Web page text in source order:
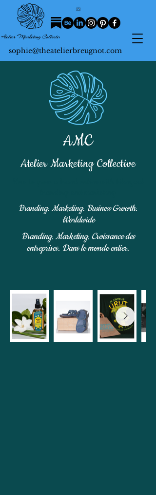
sophie@theatelierbreugnot.com
AMC
Atelier Marketing Collective
Branding. Marketing. Business Growth.
Worldwide
Branding. Marketing. Croissance des
entreprises. Dans le monde entier.